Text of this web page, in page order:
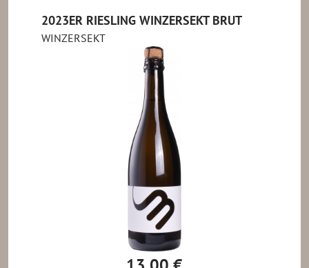
2023ER RIESLING WINZERSEKT BRUT
WINZERSEKT